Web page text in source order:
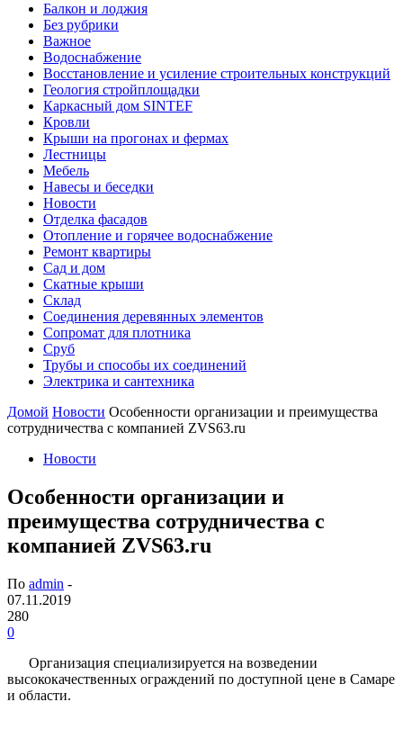
Балкон и лоджия
Без рубрики
Важное
Водоснабжение
Восстановление и усиление строительных конструкций
Геология стройплощадки
Каркасный дом SINTEF
Кровли
Крыши на прогонах и фермах
Лестницы
Мебель
Навесы и беседки
Новости
Отделка фасадов
Отопление и горячее водоснабжение
Ремонт квартиры
Сад и дом
Скатные крыши
Склад
Соединения деревянных элементов
Сопромат для плотника
Сруб
Трубы и способы их соединений
Электрика и сантехника
Домой Новости Особенности организации и преимущества
сотрудничества с компанией ZVS63.ru
Новости
Особенности организации и
преимущества сотрудничества с
компанией ZVS63.ru
По admin -
07.11.2019
280
0
Организация специализируется на возведении
высококачественных ограждений по доступной цене в Самаре
и области.